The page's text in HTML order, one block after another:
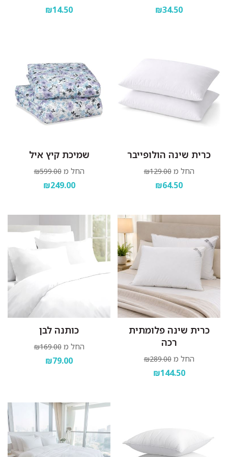
₪34.50
₪14.50
כרית שינה הולופייבר
החל מ ₪129.00
₪64.50
שמיכת קיץ איל
החל מ ₪599.00
₪249.00
כרית שינה פלומתית
רכה
החל מ ₪289.00
₪144.50
כותנה לבן
החל מ ₪169.00
₪79.00